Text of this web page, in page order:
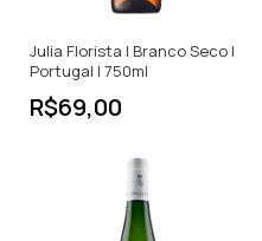
Julia Florista | Branco Seco |
Portugal | 750ml
R$69,00